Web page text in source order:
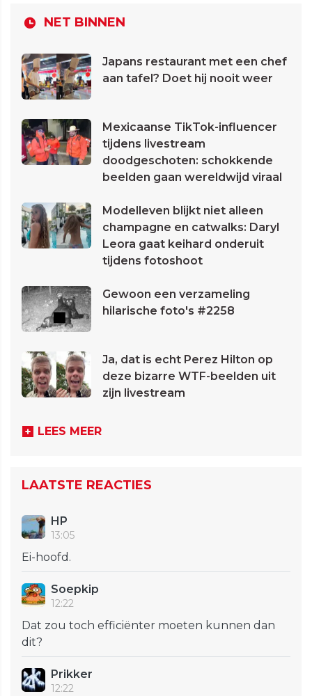
NET BINNEN
Japans restaurant met een chef
aan tafel? Doet hij nooit weer
Mexicaanse TikTok-influencer
tijdens livestream
doodgeschoten: schokkende
beelden gaan wereldwijd viraal
Modelleven blijkt niet alleen
champagne en catwalks: Daryl
Leora gaat keihard onderuit
tijdens fotoshoot
Gewoon een verzameling
hilarische foto's #2258
Ja, dat is echt Perez Hilton op
deze bizarre WTF-beelden uit
zijn livestream
LEES MEER
LAATSTE REACTIES
HP
13:05
Ei-hoofd.
Soepkip
12:22
Dat zou toch efficiënter moeten kunnen dan
dit?
Prikker
12:22